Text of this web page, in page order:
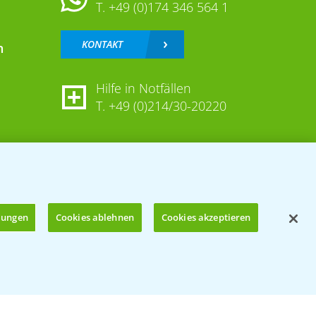
T. +49 (0)174 346 564 1
KONTAKT
Hilfe in Notfällen
T. +49 (0)214/30-20220
Cookies ablehnen Cookies akzeptieren